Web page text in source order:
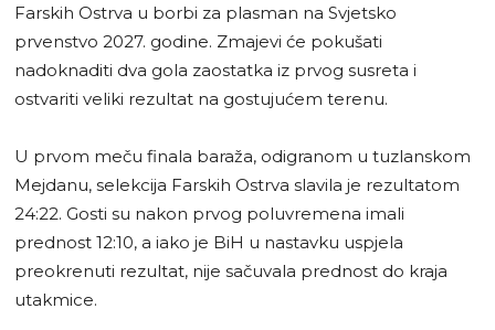
Farskih Ostrva u borbi za plasman na Svjetsko
prvenstvo 2027. godine. Zmajevi će pokušati
nadoknaditi dva gola zaostatka iz prvog susreta i
ostvariti veliki rezultat na gostujućem terenu.
U prvom meču finala baraža, odigranom u tuzlanskom
Mejdanu, selekcija Farskih Ostrva slavila je rezultatom
24:22. Gosti su nakon prvog poluvremena imali
prednost 12:10, a iako je BiH u nastavku uspjela
preokrenuti rezultat, nije sačuvala prednost do kraja
utakmice.